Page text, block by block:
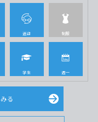
送迎 制服
学生 週一
る